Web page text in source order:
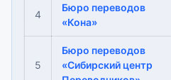
4
Бюро переводов
«Кона»
5
Бюро переводов
«Сибирский центр